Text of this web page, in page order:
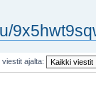
viestit ajalta: